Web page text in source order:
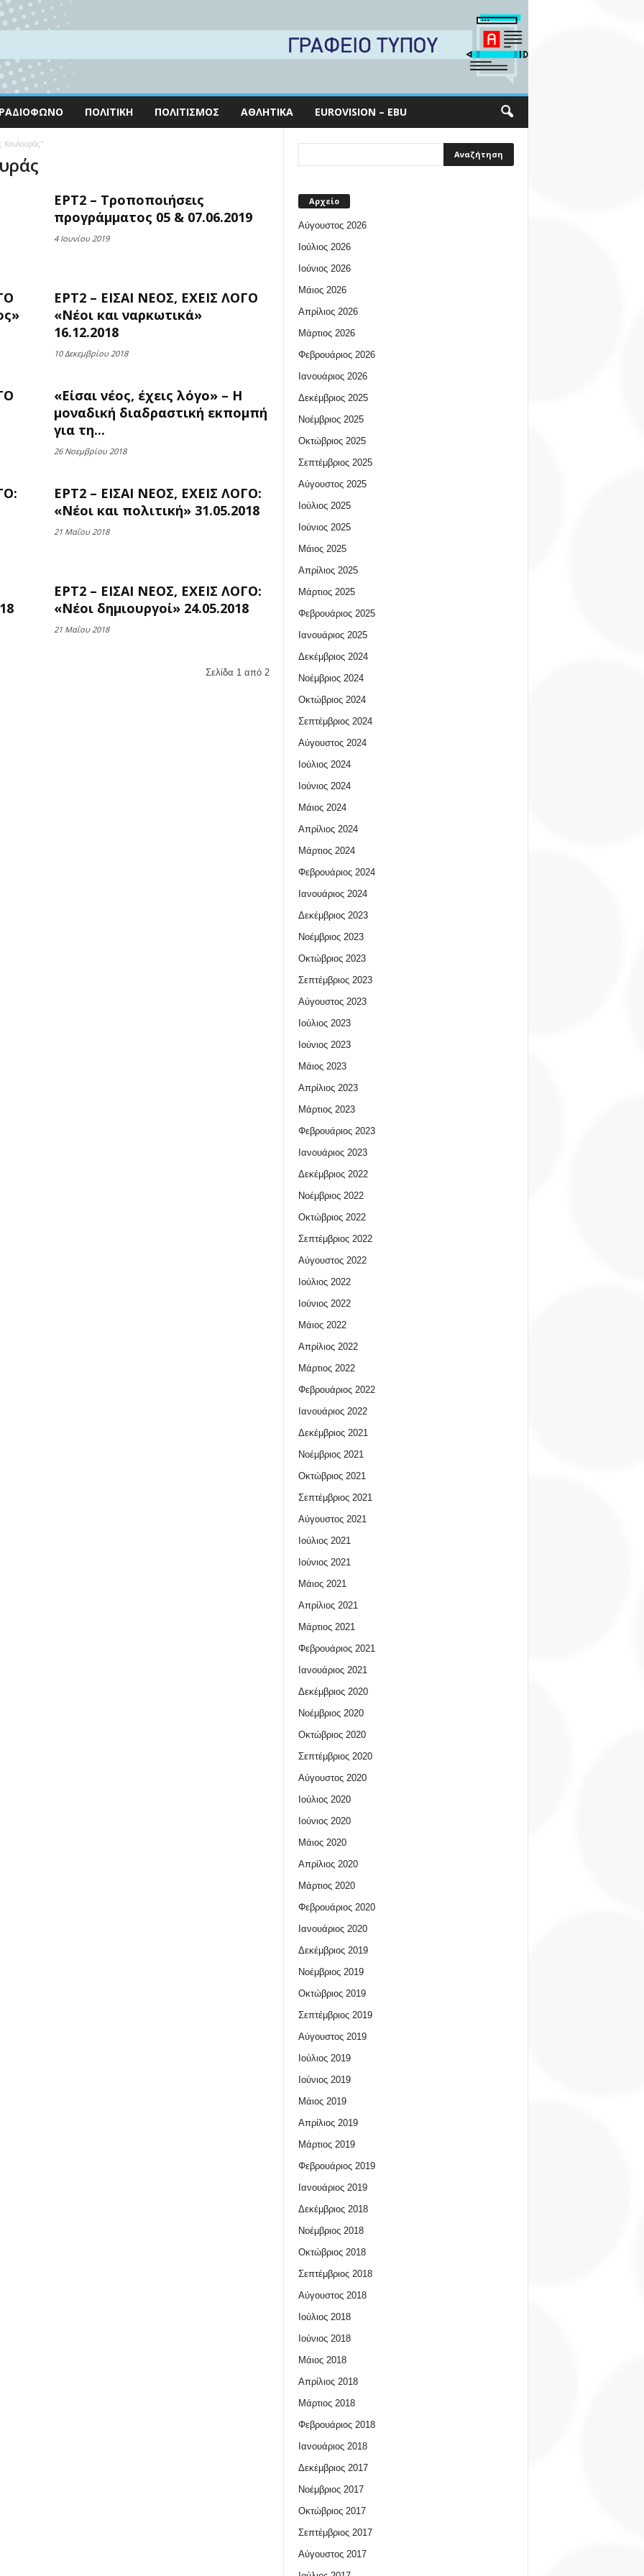
ΠΟΛΙΤΙΚΉ ΠΟΛΙΤΙΣΜΌΣ ΑΘΛΗΤΙΚΆ EUROVISION – EBU
Κουλουράς"
ΕΡΤ2 – Τροποποιήσεις
προγράμματος 05 & 07.06.2019
4 Ιουνίου 2019
ΕΡΤ2 – ΕΙΣΑΙ ΝΕΟΣ, ΕΧΕΙΣ ΛΟΓΟ
«Νέοι και ναρκωτικά»
16.12.2018
10 Δεκεμβρίου 2018
«Είσαι νέος, έχεις λόγο» – Η
μοναδική διαδραστική εκπομπή
για τη...
26 Νοεμβρίου 2018
ΕΡΤ2 – ΕΙΣΑΙ ΝΕΟΣ, ΕΧΕΙΣ ΛΟΓΟ:
«Νέοι και πολιτική» 31.05.2018
21 Μαΐου 2018
ΕΡΤ2 – ΕΙΣΑΙ ΝΕΟΣ, ΕΧΕΙΣ ΛΟΓΟ:
«Νέοι δημιουργοί» 24.05.2018
21 Μαΐου 2018
Σελίδα 1 από 2
Αρχείο
Αύγουστος 2026
Ιούλιος 2026
Ιούνιος 2026
Μάιος 2026
Απρίλιος 2026
Μάρτιος 2026
Φεβρουάριος 2026
Ιανουάριος 2026
Δεκέμβριος 2025
Νοέμβριος 2025
Οκτώβριος 2025
Σεπτέμβριος 2025
Αύγουστος 2025
Ιούλιος 2025
Ιούνιος 2025
Μάιος 2025
Απρίλιος 2025
Μάρτιος 2025
Φεβρουάριος 2025
Ιανουάριος 2025
Δεκέμβριος 2024
Νοέμβριος 2024
Οκτώβριος 2024
Σεπτέμβριος 2024
Αύγουστος 2024
Ιούλιος 2024
Ιούνιος 2024
Μάιος 2024
Απρίλιος 2024
Μάρτιος 2024
Φεβρουάριος 2024
Ιανουάριος 2024
Δεκέμβριος 2023
Νοέμβριος 2023
Οκτώβριος 2023
Σεπτέμβριος 2023
Αύγουστος 2023
Ιούλιος 2023
Ιούνιος 2023
Μάιος 2023
Απρίλιος 2023
Μάρτιος 2023
Φεβρουάριος 2023
Ιανουάριος 2023
Δεκέμβριος 2022
Νοέμβριος 2022
Οκτώβριος 2022
Σεπτέμβριος 2022
Αύγουστος 2022
Ιούλιος 2022
Ιούνιος 2022
Μάιος 2022
Απρίλιος 2022
Μάρτιος 2022
Φεβρουάριος 2022
Ιανουάριος 2022
Δεκέμβριος 2021
Νοέμβριος 2021
Οκτώβριος 2021
Σεπτέμβριος 2021
Αύγουστος 2021
Ιούλιος 2021
Ιούνιος 2021
Μάιος 2021
Απρίλιος 2021
Μάρτιος 2021
Φεβρουάριος 2021
Ιανουάριος 2021
Δεκέμβριος 2020
Νοέμβριος 2020
Οκτώβριος 2020
Σεπτέμβριος 2020
Αύγουστος 2020
Ιούλιος 2020
Ιούνιος 2020
Μάιος 2020
Απρίλιος 2020
Μάρτιος 2020
Φεβρουάριος 2020
Ιανουάριος 2020
Δεκέμβριος 2019
Νοέμβριος 2019
Οκτώβριος 2019
Σεπτέμβριος 2019
Αύγουστος 2019
Ιούλιος 2019
Ιούνιος 2019
Μάιος 2019
Απρίλιος 2019
Μάρτιος 2019
Φεβρουάριος 2019
Ιανουάριος 2019
Δεκέμβριος 2018
Νοέμβριος 2018
Οκτώβριος 2018
Σεπτέμβριος 2018
Αύγουστος 2018
Ιούλιος 2018
Ιούνιος 2018
Μάιος 2018
Απρίλιος 2018
Μάρτιος 2018
Φεβρουάριος 2018
Ιανουάριος 2018
Δεκέμβριος 2017
Νοέμβριος 2017
Οκτώβριος 2017
Σεπτέμβριος 2017
Αύγουστος 2017